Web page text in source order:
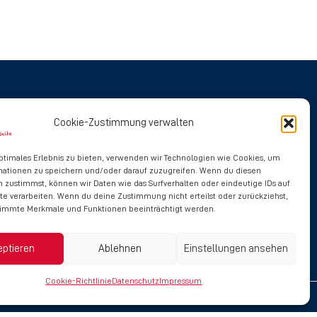
Cookie-Zustimmung verwalten
Erlebnis zu bieten, verwenden wir Technologien wie Cookies, um
zu speichern und/oder darauf zuzugreifen. Wenn du diesen
zustimmst, können wir Daten wie das Surfverhalten oder eindeutige IDs auf
verarbeiten. Wenn du deine Zustimmung nicht erteilst oder zurückziehst,
Merkmale und Funktionen beeinträchtigt werden.
Ablehnen Einstellungen ansehen
Cookie-RichtlinieDatenschutzImpressum